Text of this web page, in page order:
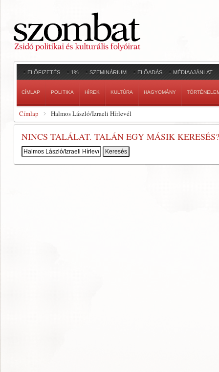
ELŐFIZETÉS 1% SZEMINÁRIUM ELŐADÁS MÉDIAAJÁNLAT
CÍMLAP POLITIKA HÍREK KULTÚRA HAGYOMÁNY
Címlap Halmos László/Izraeli Hírlevél
NINCS TALÁLAT. TALÁN EGY MÁSIK KERESÉS?
Keresés: